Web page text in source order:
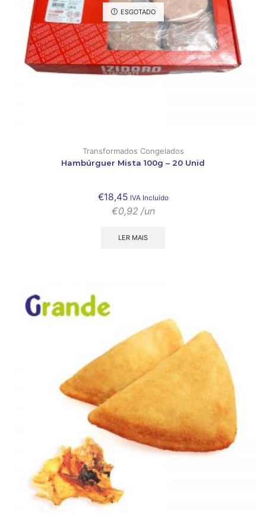
ESGOTADO
Transformados Congelados
Hambúrguer Mista 100g – 20 Unid
€18,45 IVA Incluído
€0,92 /un
LER MAIS